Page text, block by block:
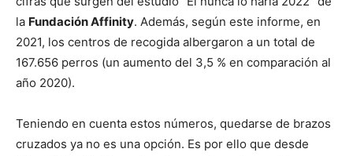
la Fundación Affinity. Además, según este informe, en
2021, los centros de recogida albergaron a un total de
167.656 perros (un aumento del 3,5 % en comparación al
año 2020).
Teniendo en cuenta estos números, quedarse de brazos
cruzados ya no es una opción. Es por ello que desde